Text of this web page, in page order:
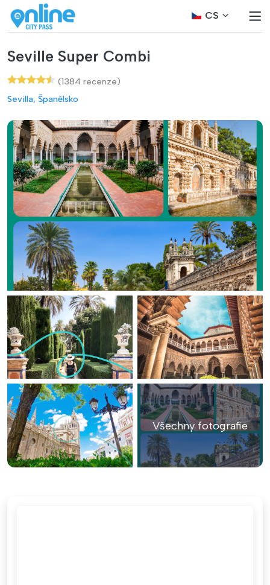
CS
Seville Super Combi
(1384 recenze)
Sevilla, Španělsko
Všechny fotografie